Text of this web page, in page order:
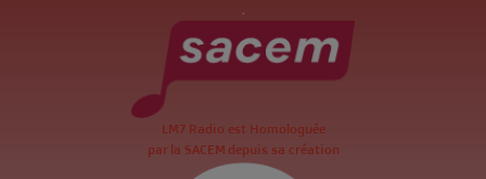
.
LM7 Radio est Homologuée
par la SACEM depuis sa création